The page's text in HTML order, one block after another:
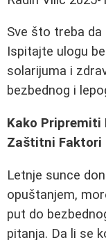
Sve što treba
Ispitajte ulogu
solarijuma i
bezbednog i
Kako Pripremiti
Zaštitni Faktori
Letnje sunce
opuštanjem,
put do
pitanja. Da li se